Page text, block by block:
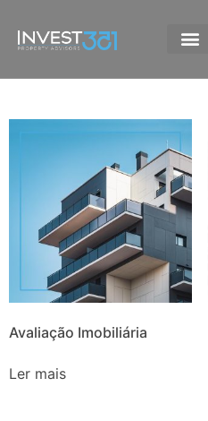
Avaliação Imobiliária
Ler mais